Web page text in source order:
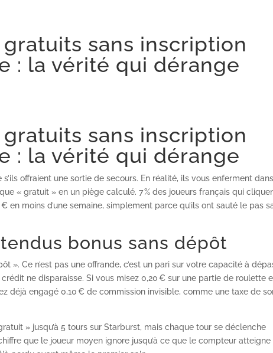
sans inscription
: la vérité qui dérange
sans inscription
: la vérité qui dérange
offraient une sortie de secours. En réalité, ils vous enferment
« gratuit » en un piège calculé. 7 % des joueurs français qui
en moins d’une semaine, simplement parce qu’ils ont sauté le pas
bonus sans dépôt
». Ce n’est pas une offrande, c’est un pari sur votre capacité à
ne disparaisse. Si vous misez 0,20 € sur une partie de roulette
déjà engagé 0,10 € de commission invisible, comme une taxe de
» jusqu’à 5 tours sur Starburst, mais chaque tour se déclenche
que le joueur moyen ignore jusqu’à ce que le compteur atteigne